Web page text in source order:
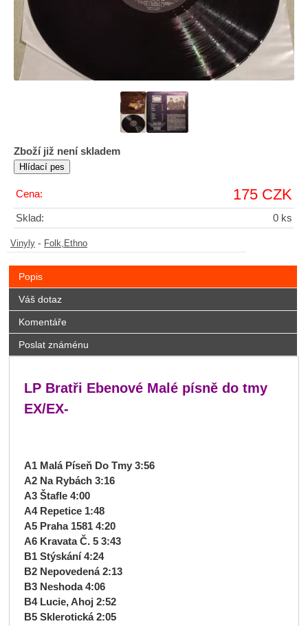
Zboží již není skladem
Cena: 175 CZK
Sklad: 0 ks
Vinyly - Folk,Ethno
Popis
Váš dotaz
Komentáře
Poslat známénu
LP Bratři Ebenové Malé písně do tmy
EX/EX-
A1 Malá Píseň Do Tmy 3:56
A2 Na Rybách 3:16
A3 Štafle 4:00
A4 Repetice 1:48
A5 Praha 1581 4:20
A6 Kravata Č. 5 3:43
B1 Stýskání 4:24
B2 Nepovedená 2:13
B3 Neshoda 4:06
B4 Lucie, Ahoj 2:52
B5 Sklerotická 2:05